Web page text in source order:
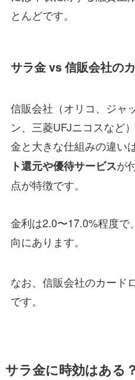
とんどです。
サラ金 vs 信販会社の
信販会社（オリコ、ジャ
ン、三菱UFJニコスなど
金と大きな仕組みの違い
ト還元や優待サービスが
点が特徴です。
金利は2.0〜17.0%程度で
向にあります。
なお、信販会社のカード
です。
サラ金に時効はある